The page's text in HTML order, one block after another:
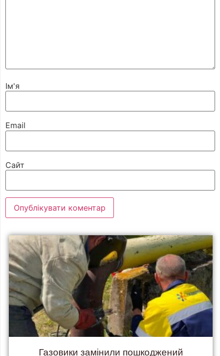
Ім'я
Email
Сайт
Газовики замінили пошкоджений